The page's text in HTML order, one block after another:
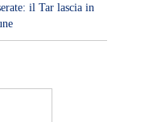
il Tar lascia in